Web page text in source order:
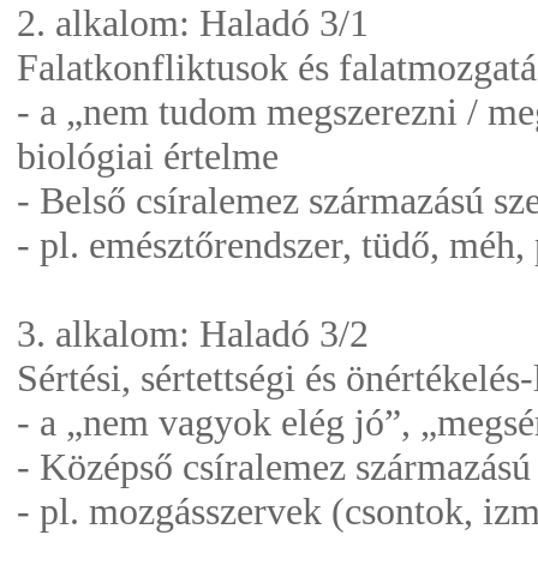
2. alkalom: Haladó 3/1
Falatkonfliktusok és
- a „nem tudom megszerezni /
biológiai értelme
- Belső csíralemez származású
- pl. emésztőrendszer, tüdő, méh,
3. alkalom: Haladó 3/2
Sértési, sértettségi és
- a „nem vagyok elég jó”,
- Középső csíralemez
- pl. mozgásszervek (csontok,